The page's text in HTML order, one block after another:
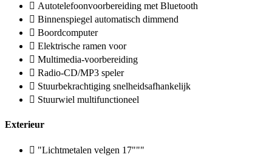
Autotelefoonvoorbereiding met Bluetooth
Binnenspiegel automatisch dimmend
Boordcomputer
Elektrische ramen voor
Multimedia-voorbereiding
Radio-CD/MP3 speler
Stuurbekrachtiging snelheidsafhankelijk
Stuurwiel multifunctioneel
Exterieur
"Lichtmetalen velgen 17"""